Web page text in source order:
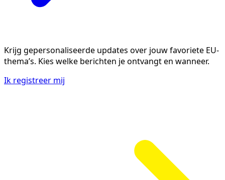
Krijg gepersonaliseerde updates over jouw favoriete EU-
thema’s. Kies welke berichten je ontvangt en wanneer.
Ik registreer mij